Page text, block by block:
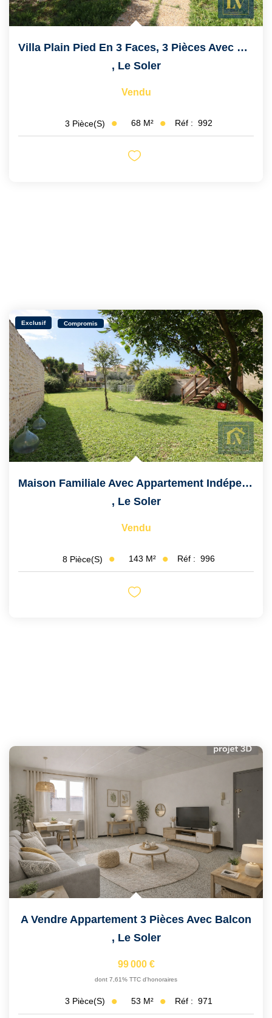
Villa Plain Pied En 3 Faces, 3 Pièces Avec Garage
, Le Soler
Vendu
3 Pièce(s) 68 M² Réf : 992
Exclusif Compromis
Maison Familiale Avec Appartement Indépendant, Garage...
, Le Soler
Vendu
8 Pièce(s) 143 M² Réf : 996
A Vendre Appartement 3 Pièces Avec Balcon
, Le Soler
99 000 €
dont 7,61% TTC d'honoraires
3 Pièce(s) 53 M² Réf : 971